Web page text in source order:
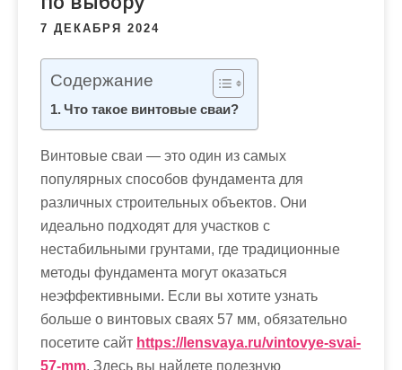
7 ДЕКАБРЯ 2024
Содержание
Что такое винтовые сваи?
Винтовые сваи — это один из самых
популярных способов фундамента для
различных строительных объектов. Они
идеально подходят для участков с
нестабильными грунтами, где традиционные
методы фундамента могут оказаться
неэффективными. Если вы хотите узнать
больше о винтовых сваях 57 мм, обязательно
посетите сайт https://lensvaya.ru/vintovye-svai-
57-mm. Здесь вы найдете полезную